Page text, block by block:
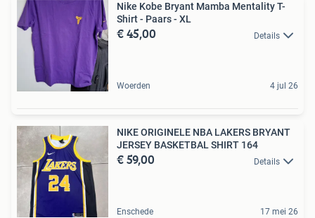
Nike Kobe Bryant Mamba Mentality T-
Shirt - Paars - XL
€ 45,00 Details
Woerden 4 jul 26
NIKE ORIGINELE NBA LAKERS BRYANT
JERSEY BASKETBAL SHIRT 164
€ 59,00 Details
Enschede 17 mei 26